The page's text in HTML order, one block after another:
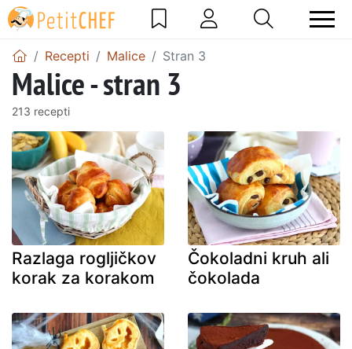
Recepti Malice Stran 3
Malice - stran 3
213 recepti
Razlaga rogljičkov
korak za korakom
Čokoladni kruh ali
čokolada